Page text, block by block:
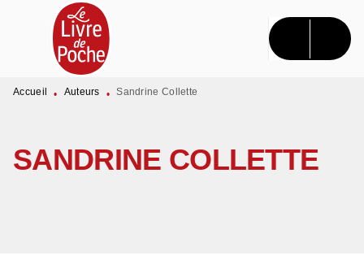
MENU RECHERCHE CONTENU
PIED DE PAGE
Accueil • Auteurs • Sandrine Collette
SANDRINE COLLETTE